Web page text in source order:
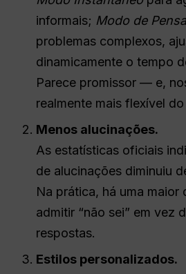
informais; Modo de
problemas complexos,
dinamicamente o tempo
Parece promissor — e,
realmente mais flexível
Menos alucinações.
As estatísticas oficiais
de alucinações diminuiu
Na prática, há uma maior
admitir “não sei” em vez
respostas.
Estilos personalizados.